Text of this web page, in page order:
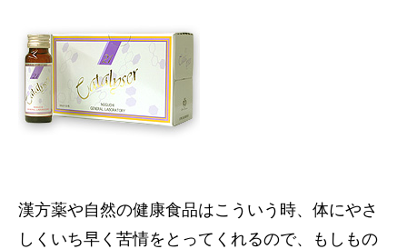
漢方薬や自然の健康食品はこういう時、体にやさ
しくいち早く苦情をとってくれるので、もしもの